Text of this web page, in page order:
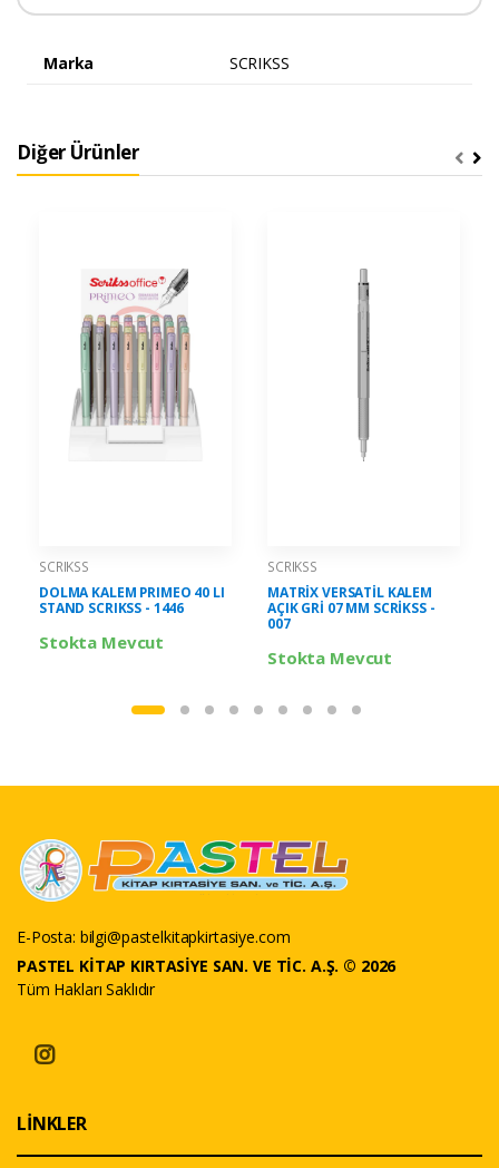
Marka SCRIKSS
Diğer Ürünler
SCRIKSS
DOLMA KALEM PRIMEO 40 LI
STAND SCRIKSS - 1446
Stokta Mevcut
SCRIKSS
MATRİX VERSATİL KALEM
AÇIK GRİ 07 MM SCRİKSS -
007
Stokta Mevcut
E-Posta: bilgi@pastelkitapkirtasiye.com
PASTEL KİTAP KIRTASİYE SAN. VE TİC. A.Ş. © 2026
Tüm Hakları Saklıdır
LİNKLER